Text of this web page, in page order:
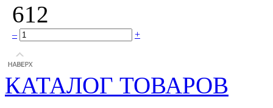
612
– +
КАТАЛОГ ТОВАРОВ